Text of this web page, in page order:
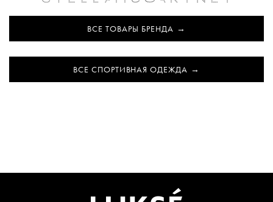
ВСЕ ТОВАРЫ БРЕНДА
ВСЕ СПОРТИВНАЯ ОДЕЖДА